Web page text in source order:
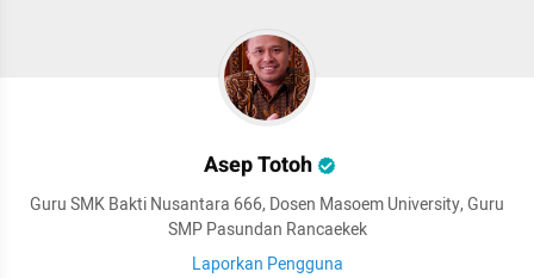
Asep Totoh
Guru SMK Bakti Nusantara 666, Dosen Masoem University, Guru
SMP Pasundan Rancaekek
Laporkan Pengguna